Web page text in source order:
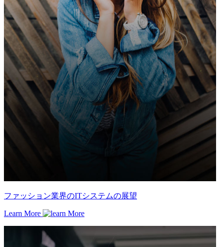
ファッション業界のITシステムの展望
Learn More